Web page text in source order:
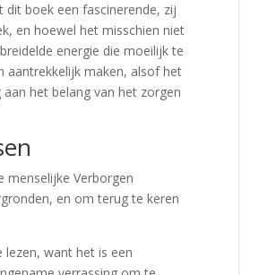
dit boek een fascinerende, zij
en hoewel het misschien niet
energie die moeilijk te
aantrekkelijk maken, alsof het
het belang van het zorgen
menselijke Verborgen
en om terug te keren
lezen, want het is een